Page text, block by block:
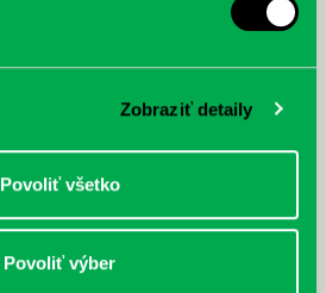
Zobraziť detaily
Povoliť všetko
Povoliť výber